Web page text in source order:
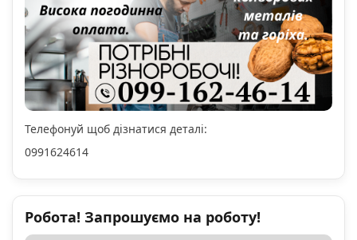
Телефонуй щоб дізнатися деталі:
0991624614
Робота! Запрошуємо на роботу!